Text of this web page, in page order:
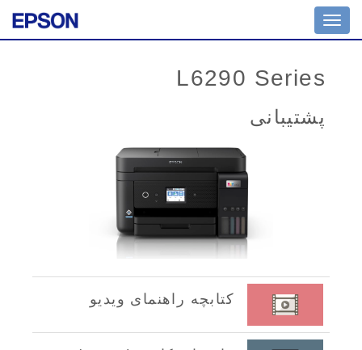
Toggle
navigation
L6290 Series
پشتیبانی